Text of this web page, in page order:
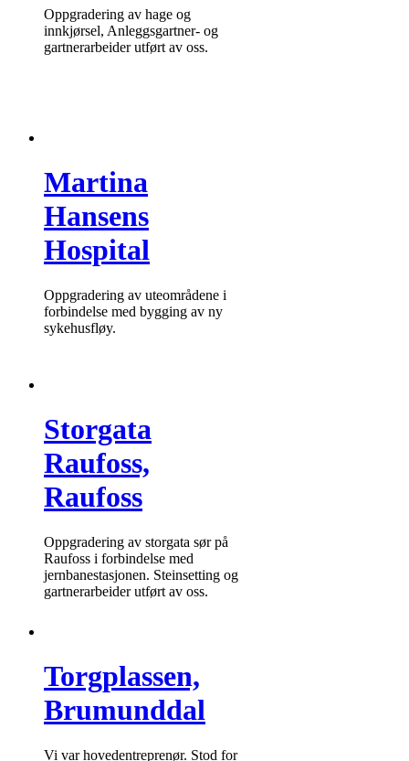
Oppgradering av hage og
innkjørsel, Anleggsgartner- og
gartnerarbeider utført av oss.
Martina
Hansens
Hospital
Oppgradering av uteområdene i
forbindelse med bygging av ny
sykehusfløy.
Storgata
Raufoss,
Raufoss
Oppgradering av storgata sør på
Raufoss i forbindelse med
jernbanestasjonen. Steinsetting og
gartnerarbeider utført av oss.
Torgplassen,
Brumunddal
Vi var hovedentreprenør. Stod for